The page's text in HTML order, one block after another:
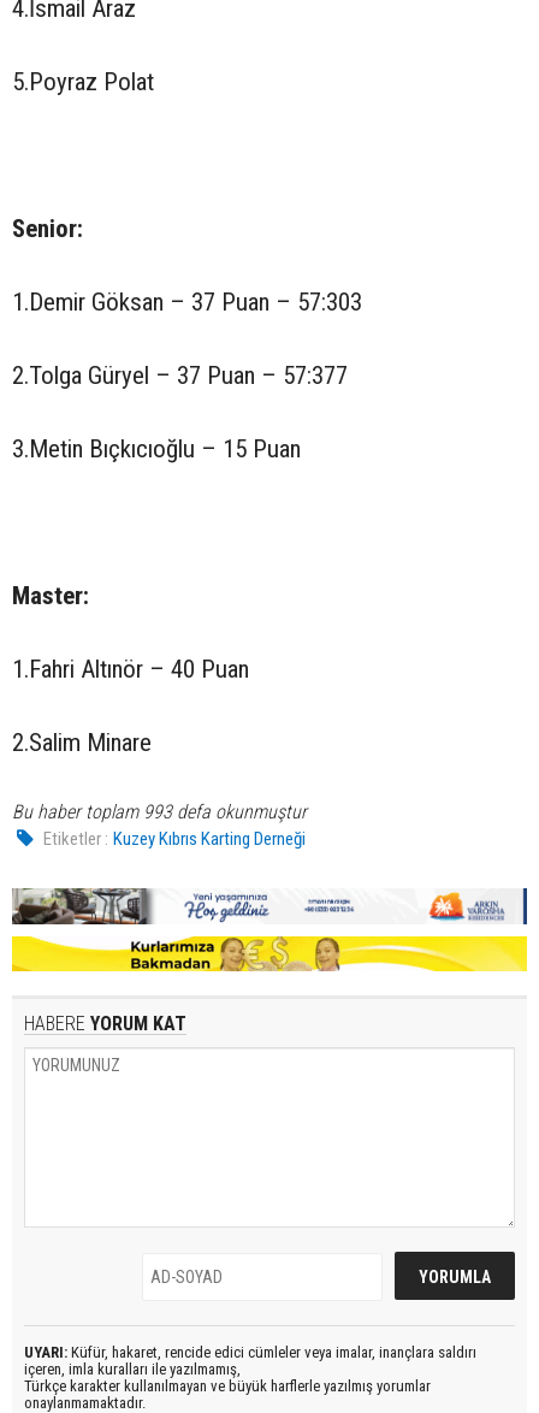
4.İsmail Araz
5.Poyraz Polat
Senior:
1.Demir Göksan – 37 Puan – 57:303
2.Tolga Güryel – 37 Puan – 57:377
3.Metin Bıçkıcıoğlu – 15 Puan
Master:
1.Fahri Altınör – 40 Puan
2.Salim Minare
Bu haber toplam 993 defa okunmuştur
Etiketler : Kuzey Kıbrıs Karting Derneği
HABERE YORUM KAT
UYARI: Küfür, hakaret, rencide edici cümleler veya imalar, inançlara saldırı
içeren, imla kuralları ile yazılmamış,
Türkçe karakter kullanılmayan ve büyük harflerle yazılmış yorumlar
onaylanmamaktadır.